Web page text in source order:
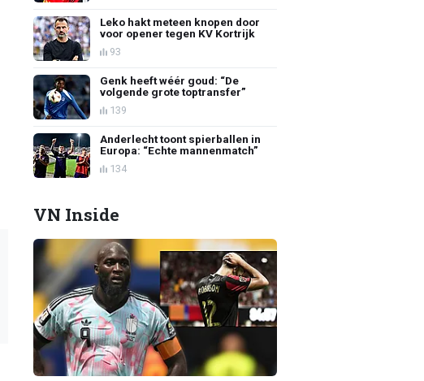
Leko hakt meteen knopen door
voor opener tegen KV Kortrijk
93
Genk heeft wéér goud: “De
volgende grote toptransfer”
139
Anderlecht toont spierballen in
Europa: “Echte mannenmatch”
134
VN Inside